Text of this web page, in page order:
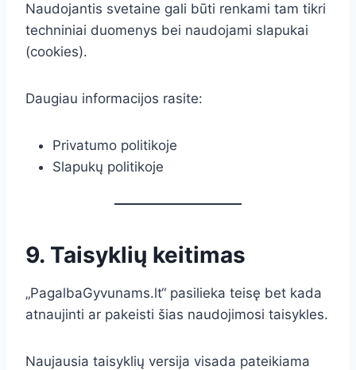
Naudojantis svetaine gali būti renkami tam tikri
techniniai duomenys bei naudojami slapukai
(cookies).
Daugiau informacijos rasite:
Privatumo politikoje
Slapukų politikoje
9. Taisyklių keitimas
„PagalbaGyvunams.lt“ pasilieka teisę bet kada
atnaujinti ar pakeisti šias naudojimosi taisykles.
Naujausia taisyklių versija visada pateikiama